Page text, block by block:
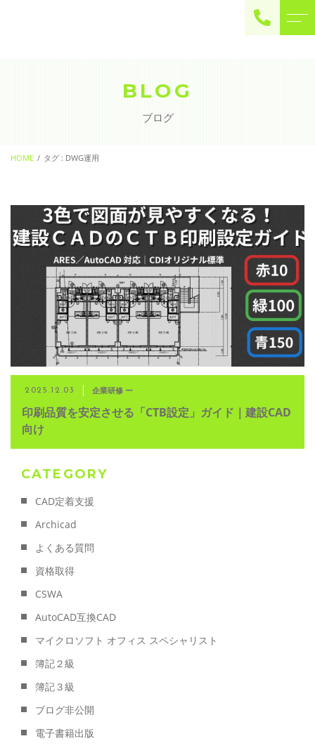
BLOG
ブログ
HOME タグ : DWG運用
2025.12.03 企業研修 ー
印刷品質を安定させる「CTB設定」ガイド｜建設CAD
向け
CATEGORY
CAD定着支援
Archicad
よくある質問
資格取得
CSWA
AutoCAD互換CAD
マイクロソフト オフィス スペシャリスト
簿記２級
簿記３級
ブログ非公開
電子書籍出版